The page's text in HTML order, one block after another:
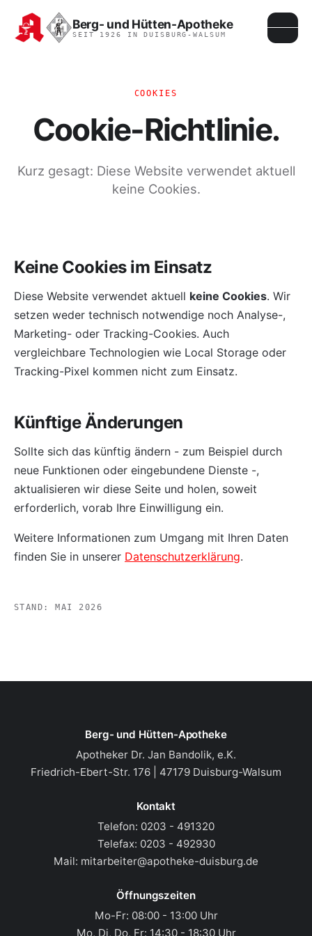
Berg- und Hütten-Apotheke
SEIT 1926 IN DUISBURG-WALSUM
COOKIES
Cookie-Richtlinie.
Kurz gesagt: Diese Website verwendet aktuell
keine Cookies.
Keine Cookies im Einsatz
Diese Website verwendet aktuell keine Cookies. Wir
setzen weder technisch notwendige noch Analyse-,
Marketing- oder Tracking-Cookies. Auch
vergleichbare Technologien wie Local Storage oder
Tracking-Pixel kommen nicht zum Einsatz.
Künftige Änderungen
Sollte sich das künftig ändern - zum Beispiel durch
neue Funktionen oder eingebundene Dienste -,
aktualisieren wir diese Seite und holen, soweit
erforderlich, vorab Ihre Einwilligung ein.
Weitere Informationen zum Umgang mit Ihren Daten
finden Sie in unserer Datenschutzerklärung.
STAND: MAI 2026
Berg- und Hütten-Apotheke
Apotheker Dr. Jan Bandolik, e.K.
Friedrich-Ebert-Str. 176 | 47179 Duisburg-Walsum
Kontakt
Telefon: 0203 - 491320
Telefax: 0203 - 492930
Mail: mitarbeiter@apotheke-duisburg.de
Öffnungszeiten
Mo-Fr: 08:00 - 13:00 Uhr
Mo, Di, Do, Fr: 14:30 - 18:30 Uhr